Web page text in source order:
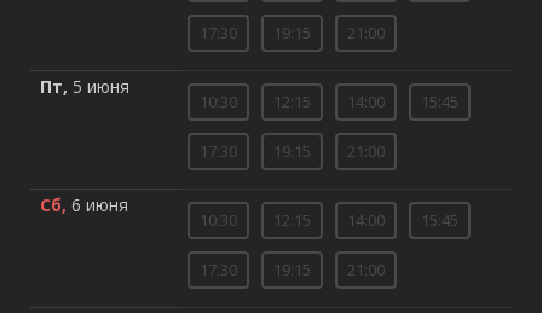
17:30 19:15 21:00
Пт, 5 июня
10:30 12:15 14:00 15:45
17:30 19:15 21:00
Сб, 6 июня
10:30 12:15 14:00 15:45
17:30 19:15 21:00